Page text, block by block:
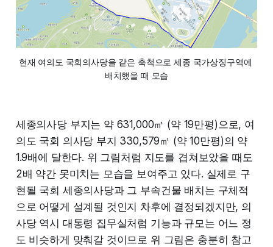
현재 여의도 국회의사당을 같은 축척으로 세종 국가상징구역에
배치했을 때 모습
세종의사당 부지는 약 631,000㎡ (약 19만평)으로, 여
의도 국회 의사당 부지 330,579㎡ (약 10만평)의 약
1.9배에 달한다. 위 그림처럼 지도를 겹쳐보았을 때도
2배 약간 못미치는 모습을 보여주고 있다. 실제로 구
현될 국회 세종의사당과 그 부속건물 배치는 구체적
으로 어떻게 설계될 것인지 차후에 결정되겠지만, 의
사당 역시 대통령 집무실처럼 기능과 규모는 어느 정
도 비슷하게 맞춰갈 것이므로 위 그림은 충분히 참고